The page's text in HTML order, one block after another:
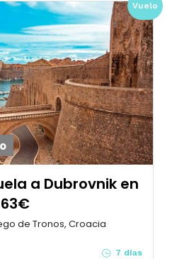
Vuelo
a Dubrovnik en
de Tronos, Croacia
7 días